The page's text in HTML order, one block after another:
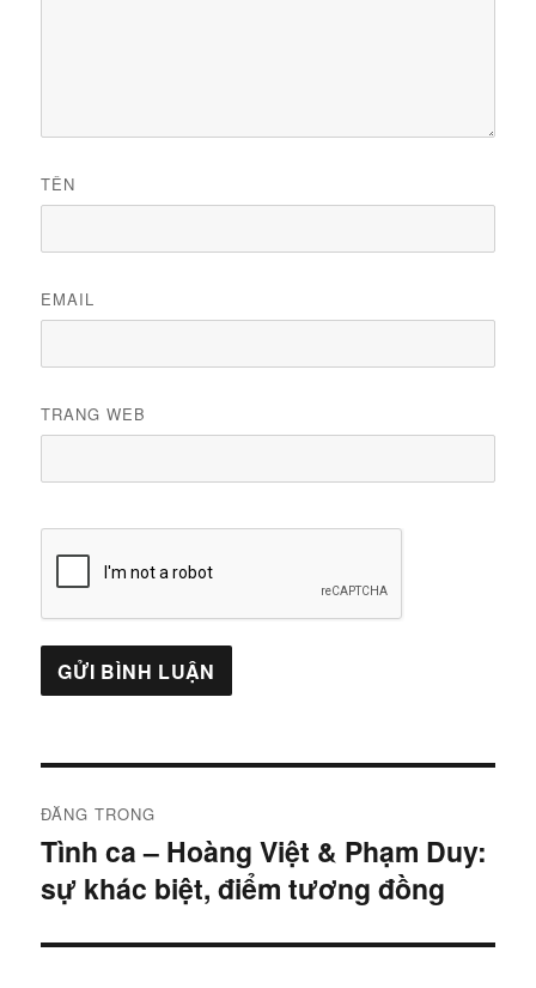
TÊN
EMAIL
TRANG WEB
hướng
bài
viết
ĐĂNG TRONG
Tình ca – Hoàng Việt & Phạm Duy:
sự khác biệt, điểm tương đồng